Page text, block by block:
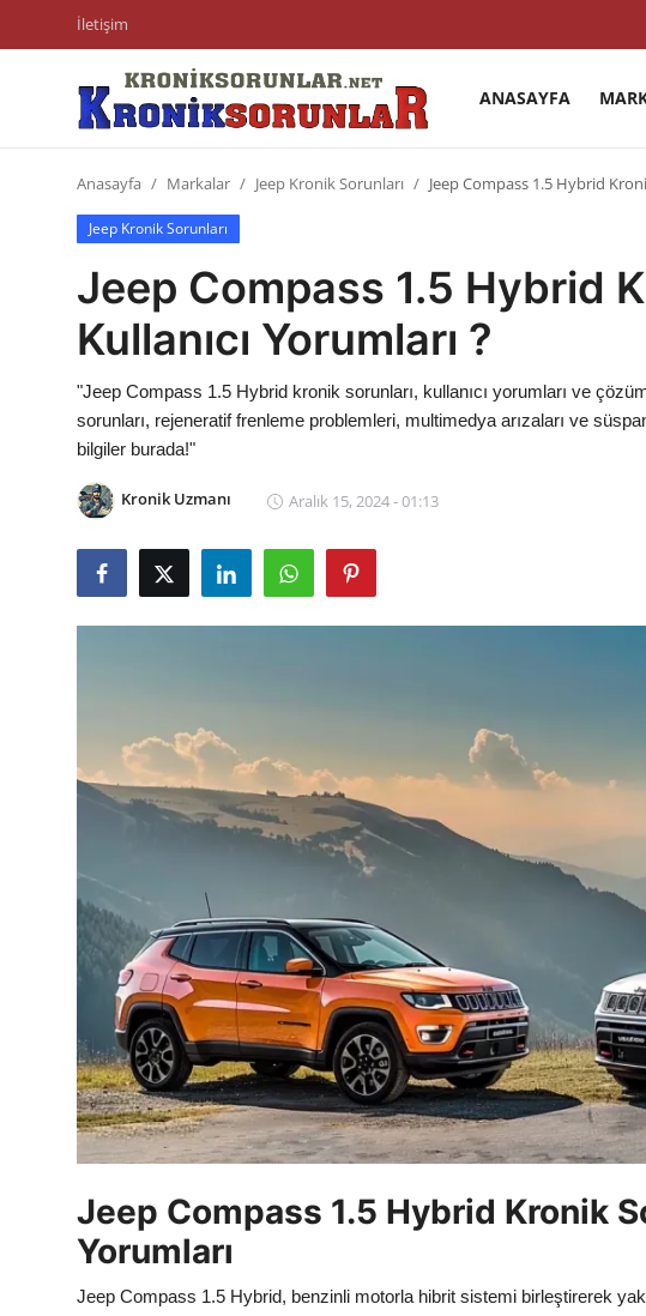
İletişim
ANASAYFA
Trafik & Cezalar
Sigorta & Kasko
Vergi & ÖTV & MTV
Sorgulamalar
İkinci El & Alım-Satım
Bakım & Arıza Çözümleri
Kiralama & Filo
Sürüş & Güvenlik
Yağlar & Sıvılar
LPG & Yakıt
Elektrik & Akü
Klima & Konfor
Aydınlatma & Görüş
Şanzıman & Aktarma
Dizel Sistemler
Multimedya & Elektronik
Anasayfa Markalar Jeep Kronik Sorunları Jeep Compass 1.5 Hybrid
Jeep Kronik Sorunları
Jeep Compass 1.5 Hybrid
Kullanıcı Yorumları ?
"Jeep Compass 1.5 Hybrid kronik sorunları, kullanıcı yorumları ve
sorunları, rejeneratif frenleme problemleri, multimedya arızaları ve
bilgiler burada!"
Kronik Uzmanı Aralık 15, 2024 - 01:13
Jeep Compass 1.5 Hybrid Kronik
Yorumları
Jeep Compass 1.5 Hybrid, benzinli motorla hibrit sistemi birleştirerek